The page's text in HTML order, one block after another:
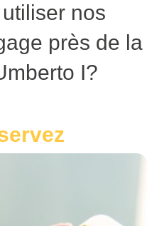
nos
près de la
I?